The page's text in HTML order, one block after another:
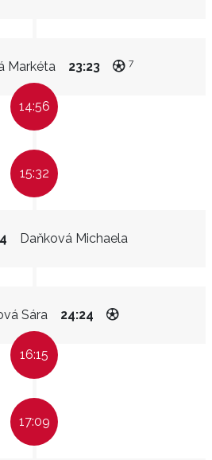
Markéta 23:23 7
14:56
15:32
Daňková Michaela
Sára 24:24
16:15
17:09